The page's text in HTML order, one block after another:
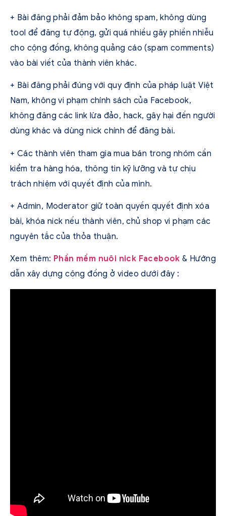
+ Bài đăng phải đảm bảo không spam, không dùng
tool để đăng tự động, gửi quá nhiều gây phiền nhiễu
cho cộng đồng, không quảng cáo (spam comments)
vào bài viết của thành viên khác.
+ Bài đăng phải đúng với quy định của pháp luật Việt
Nam, không vi phạm chính sách của Facebook,
không đăng các link lừa đảo, hack, gây hại đến người
dùng khác và dùng nick chính để đăng bài.
+ Các thành viên tham gia mua bán trong nhóm cần
kiểm tra hàng hóa, thông tin kỹ lưỡng và tự chịu
trách nhiệm với quyết định của mình.
+ Admin, Moderator giữ toàn quyền quyết định xóa
bài, khóa nick nếu thành viên, chủ shop vi phạm các
nguyên tắc của thỏa thuận.
Xem thêm: Phần mềm nuôi nick Facebook & Hướng
dẫn xây dựng cộng đồng ở video dưới đây :